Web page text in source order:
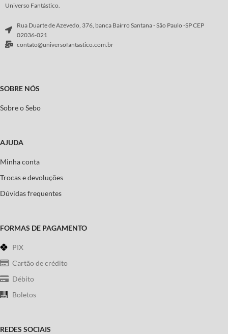
Universo Fantástico.
Rua Duarte de Azevedo, 376, banca Bairro Santana - São Paulo -SP CEP
02036-021
contato@universofantastico.com.br
SOBRE NÓS
Sobre o Sebo
AJUDA
Minha conta
Trocas e devoluções
Dúvidas frequentes
FORMAS DE PAGAMENTO
PIX
Cartão de crédito
Débito
Boletos
REDES SOCIAIS